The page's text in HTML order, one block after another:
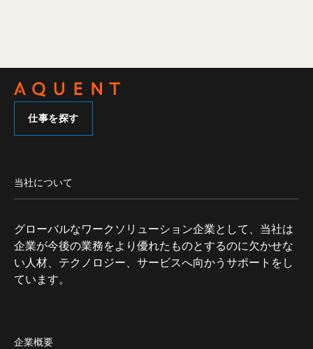
仕事を探す
当社について
グローバルなワークソリューション企業として、当社は
企業が今後の業務をより優れたものとするのに欠かせな
い人材、テクノロジー、サービスへ向かうサポートをし
ています。
企業概要